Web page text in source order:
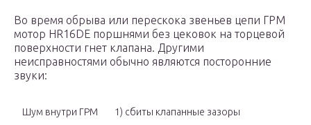
Во время обрыва или перескока звеньев цепи ГРМ
мотор HR16DE поршнями без цековок на торцевой
поверхности гнет клапана. Другими
неисправностями обычно являются посторонние
звуки:
Шум внутри ГРМ 1) сбиты клапанные зазоры